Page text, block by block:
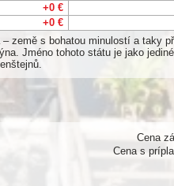
+0 €
+0 €
země s bohatou minulostí a taky
Jméno tohoto státu je jako
Cena
Cena s